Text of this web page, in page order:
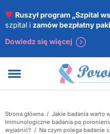
Ruszył program „Szpital
szpital i zamów bezpłatny
Dowiedz się więcej
Strona główna / Jakie badania warto
Immunologiczne badania po
wyjaśnić? / Na czym polega badanie